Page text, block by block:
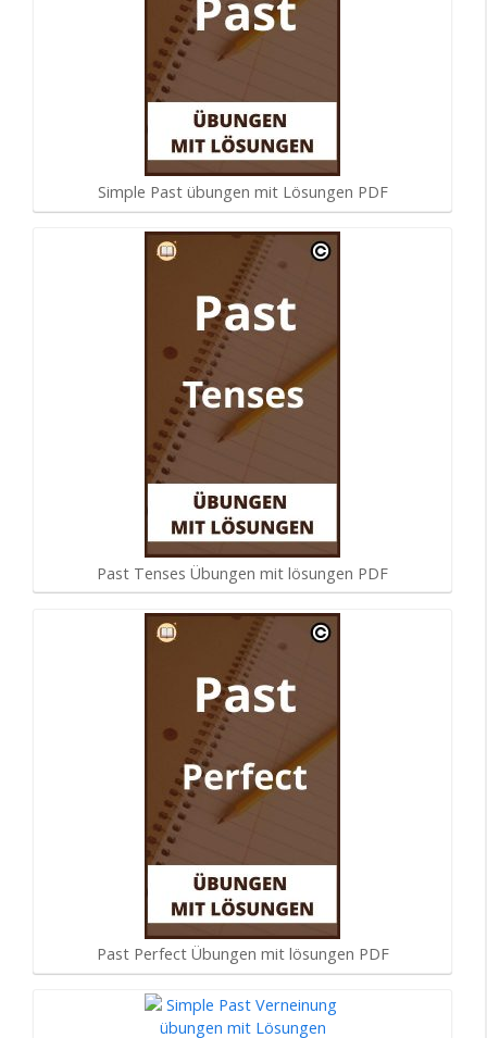
Simple Past übungen mit Lösungen PDF
Past Tenses Übungen mit lösungen PDF
Past Perfect Übungen mit lösungen PDF